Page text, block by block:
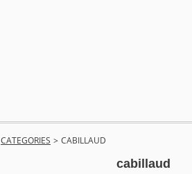
CATEGORIES > CABILLAUD
cabillaud